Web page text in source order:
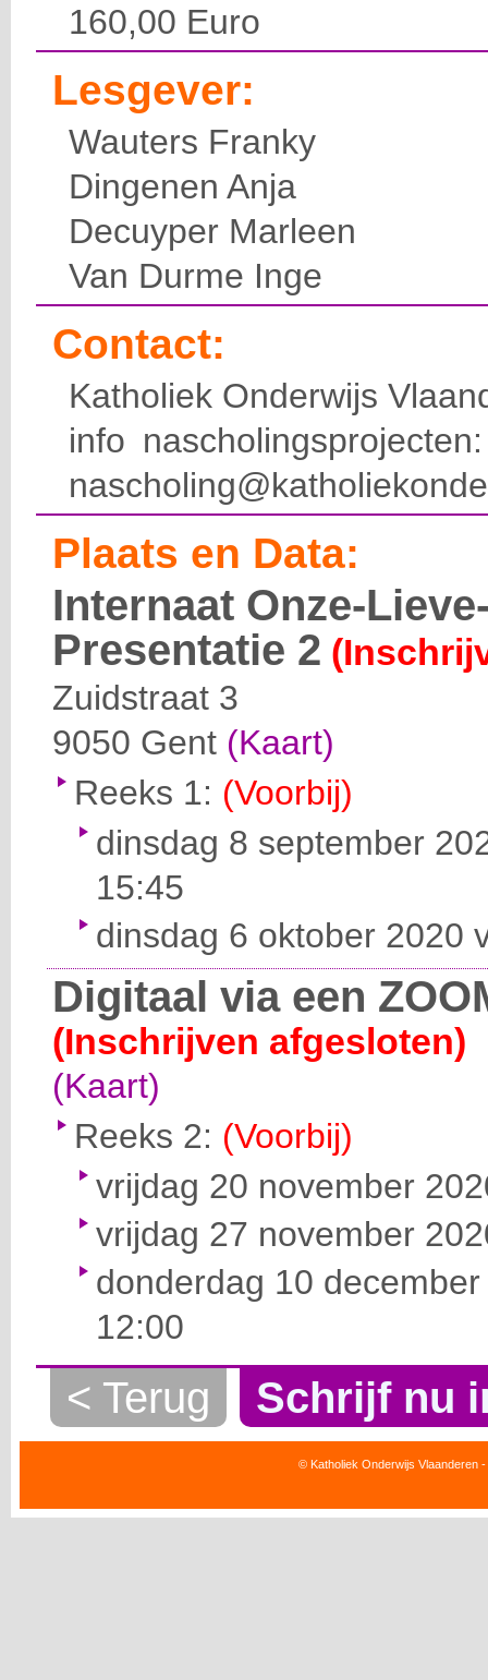
160,00 Euro
Lesgever:
Wauters Franky
Dingenen Anja
Decuyper Marleen
Van Durme Inge
Contact:
Katholiek Onderwijs
info
Plaats en Data:
Internaat Onze-
Presentatie 2
Zuidstraat 3
9050 Gent (Kaart)
Reeks 1: (Voorbij)
dinsdag 8 september
15:45
dinsdag 6 oktober 2020
Digitaal via een
(Inschrijven afgesloten)
(Kaart)
Reeks 2: (Voorbij)
vrijdag 20 november
vrijdag 27 november
donderdag 10
12:00
< Terug Schrijf nu
© Katholiek Onderwijs Vlaanderen